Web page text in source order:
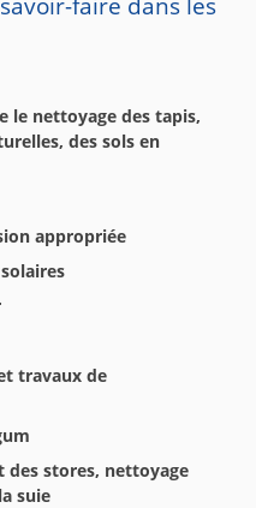
le nettoyage des tapis,
des sols en
appropriée
travaux de
des stores, nettoyage
suie